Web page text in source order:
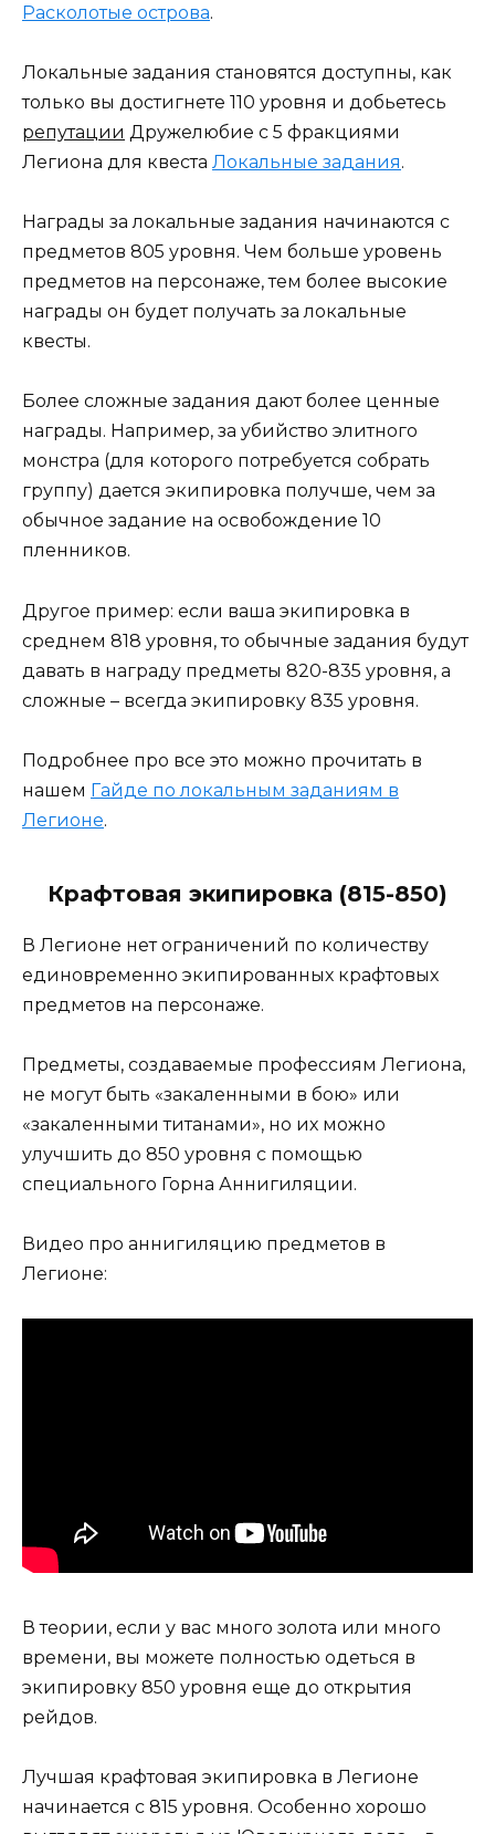
Расколотые острова.
Локальные задания становятся доступны, как
только вы достигнете 110 уровня и добьетесь
репутации Дружелюбие с 5 фракциями
Легиона для квеста Локальные задания.
Награды за локальные задания начинаются с
предметов 805 уровня. Чем больше уровень
предметов на персонаже, тем более высокие
награды он будет получать за локальные
квесты.
Более сложные задания дают более ценные
награды. Например, за убийство элитного
монстра (для которого потребуется собрать
группу) дается экипировка получше, чем за
обычное задание на освобождение 10
пленников.
Другое пример: если ваша экипировка в
среднем 818 уровня, то обычные задания будут
давать в награду предметы 820-835 уровня, а
сложные – всегда экипировку 835 уровня.
Подробнее про все это можно прочитать в
нашем Гайде по локальным заданиям в
Легионе.
Крафтовая экипировка (815-850)
В Легионе нет ограничений по количеству
единовременно экипированных крафтовых
предметов на персонаже.
Предметы, создаваемые профессиям Легиона,
не могут быть «закаленными в бою» или
«закаленными титанами», но их можно
улучшить до 850 уровня с помощью
специального Горна Аннигиляции.
Видео про аннигиляцию предметов в
Легионе:
В теории, если у вас много золота или много
времени, вы можете полностью одеться в
экипировку 850 уровня еще до открытия
рейдов.
Лучшая крафтовая экипировка в Легионе
начинается с 815 уровня. Особенно хорошо